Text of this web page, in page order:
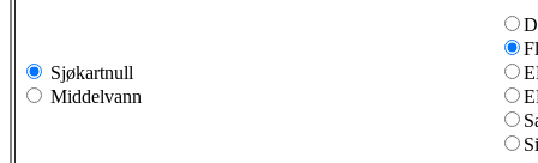
Sjøkartnull
Middelvann